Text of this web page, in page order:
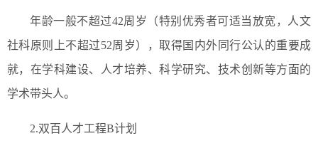
年龄一般不超过42周岁（特别优秀者可适当放宽，人文
社科原则上不超过52周岁），取得国内外同行公认的重要成
就，在学科建设、人才培养、科学研究、技术创新等方面的
学术带头人。
2.双百人才工程B计划